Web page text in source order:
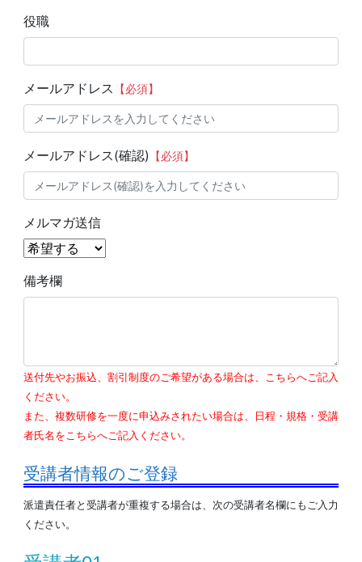
役職
メールアドレス 【必須】
メールアドレス(確認) 【必須】
メルマガ送信
備考欄
送付先やお振込、割引制度のご希望がある場合は、こちらへご記入
ください。
また、複数研修を一度に申込みされたい場合は、日程・規格・受講
者氏名をこちらへご記入ください。
受講者情報のご登録
派遣責任者と受講者が重複する場合は、次の受講者名欄にもご入力
ください。